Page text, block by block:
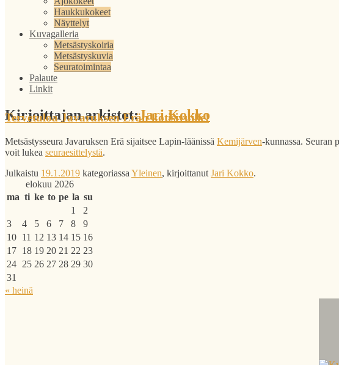
Haukkukokeet
Näyttelyt
Kuvagalleria
Metsästyskoiria
Metsästyskuvia
Seuratoimintaa
Palaute
Linkit
Kirjoittajan arkistot:Jari Kokko
Tervetuloa Javaruksen Erän kotisivuille!
Metsästysseura Javaruksen Erä sijaitsee Lapin-läänissä Kemijärven-kunnassa. Seuran
voit lukea seuraesittelystä.
Julkaistu 19.1.2019 kategoriassa Yleinen, kirjoittanut Jari Kokko.
elokuu 2026
ma ti ke to pe la su
1
2
3
4 5 6 7 8
9
10 11 12 13 14 15 16
17 18 19 20 21 22 23
24 25 26 27 28 29 30
31
« heinä